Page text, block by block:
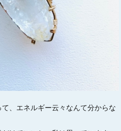
、エネルギー云々なんて分からな